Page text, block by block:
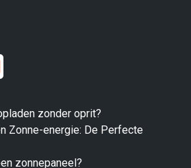
zonder oprit?
Zonne-energie: De Perfecte
zonnepaneel?